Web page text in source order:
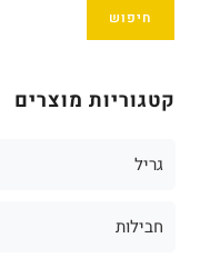
חיפוש
קטגוריות מוצרים
גריל
חבילות